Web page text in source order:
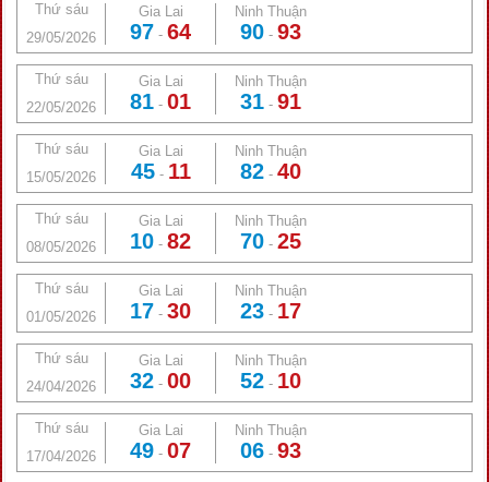
Thứ sáu
29/05/2026
Gia Lai
97 - 64
Ninh Thuận
90 - 93
Thứ sáu
22/05/2026
Gia Lai
81 - 01
Ninh Thuận
31 - 91
Thứ sáu
15/05/2026
Gia Lai
45- 11
Ninh Thuận
82 - 40
Thứ sáu
08/05/2026
Gia Lai
10 - 82
Ninh Thuận
70 - 25
Thứ sáu
01/05/2026
Gia Lai
17 - 30
Ninh Thuận
23 - 17
Thứ sáu
24/04/2026
Gia Lai
32 - 00
Ninh Thuận
52 - 10
Thứ sáu
17/04/2026
Gia Lai
49 - 07
Ninh Thuận
06 - 93